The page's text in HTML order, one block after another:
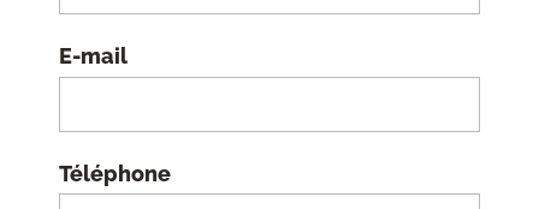
E-mail
Téléphone